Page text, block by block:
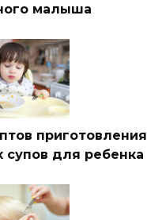
малыша
приготовления
супов для ребенка